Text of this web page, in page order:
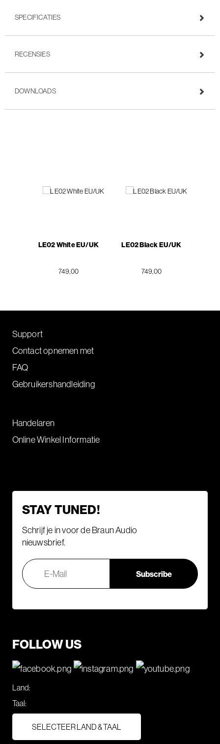
SPECIFICATIES
RECENSIES
DOWNLOADS
LE02 White EU/UK
749,00
LE02 Black EU/UK
749,00
Support
Contact opnemen met
FAQ
Gebruikershandleiding
Handelaren
Online Winkel Informatie
STAY TUNED!
Schrijf je in voor de Braun Audio
nieuwsbrief.
FOLLOW US
Land:
Taal:
SELECTEER LAND & TAAL